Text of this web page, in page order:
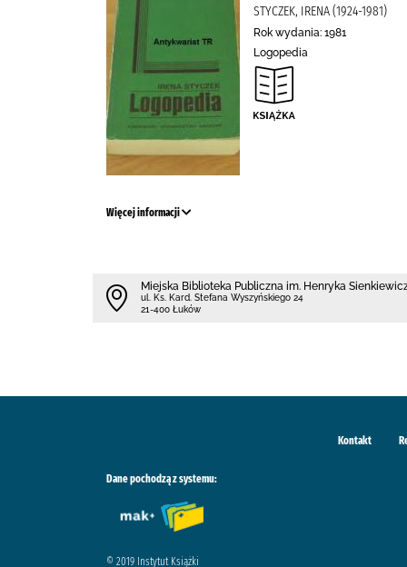
STYCZEK, IRENA (1924-1981)
Rok wydania: 1981
Logopedia
Więcej informacji
Miejska Biblioteka Publiczna im. Henryka
ul. Ks. Kard. Stefana Wyszyńskiego 24
21-400 Łuków
Kontakt
Dane pochodzą z systemu:
© 2019 Instytut Książki